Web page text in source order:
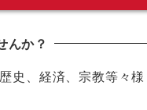
んか？
史、経済、宗教等々